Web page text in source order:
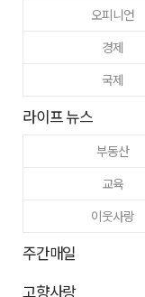
오피니언
경제
국제
라이프 뉴스
부동산
교육
이웃사랑
주간매일
고향사랑